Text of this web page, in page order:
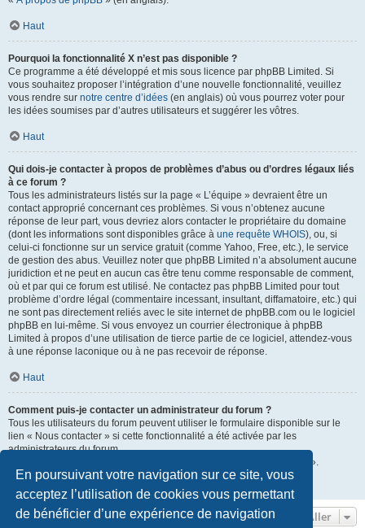
En poursuivant votre navigation sur ce site, vous
acceptez l’utilisation de cookies vous permettant
de bénéficier d’une expérience de navigation
Haut
Pourquoi la fonctionnalité X n’est pas disponible ?
Ce programme a été développé et mis sous licence par phpBB Limited. Si
vous souhaitez proposer l’intégration d’une nouvelle fonctionnalité, veuillez
vous rendre sur notre centre d’idées (en anglais) où vous pourrez voter pour
les idées soumises par d’autres utilisateurs et suggérer les vôtres.
Haut
Qui dois-je contacter à propos de problèmes d’abus ou d’ordres légaux liés
à ce forum ?
Tous les administrateurs listés sur la page « L’équipe » devraient être un
contact approprié concernant ces problèmes. Si vous n’obtenez aucune
réponse de leur part, vous devriez alors contacter le propriétaire du domaine
(dont les informations sont disponibles grâce à une requête WHOIS), ou, si
celui-ci fonctionne sur un service gratuit (comme Yahoo, Free, etc.), le service
de gestion des abus. Veuillez noter que phpBB Limited n’a absolument aucune
juridiction et ne peut en aucun cas être tenu comme responsable de comment,
où et par qui ce forum est utilisé. Ne contactez pas phpBB Limited pour tout
problème d’ordre légal (commentaire incessant, insultant, diffamatoire, etc.) qui
ne sont pas directement reliés avec le site internet de phpBB.com ou le logiciel
phpBB en lui-même. Si vous envoyez un courrier électronique à phpBB
Limited à propos d’une utilisation de tierce partie de ce logiciel, attendez-vous
à une réponse laconique ou à ne pas recevoir de réponse.
Haut
Comment puis-je contacter un administrateur du forum ?
Tous les utilisateurs du forum peuvent utiliser le formulaire disponible sur le
lien « Nous contacter » si cette fonctionnalité a été activée par les
administrateurs du forum.
Les membres du forum peuvent également utiliser le lien « L’équipe ».
Aller